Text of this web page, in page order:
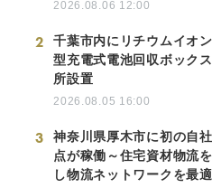
2026.08.06 12:00
2
千葉市内にリチウムイオ
型充電式電池回収ボック
所設置
2026.08.05 16:00
3
神奈川県厚木市に初の自
点が稼働～住宅資材物流
し物流ネットワークを最